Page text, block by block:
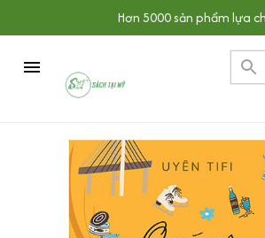
Hơn 5000 sản phẩm lựa